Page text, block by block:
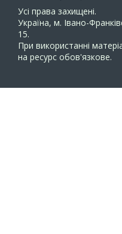
Усi права захищенi.
Україна, м. Івано-
15.
При використанні
на ресурс обов'язкове.